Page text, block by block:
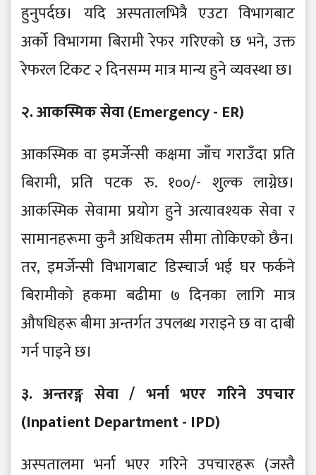
हुनुपर्दछ। यदि अस्पतालभित्रै एउटा विभागबाट
अर्को विभागमा बिरामी रेफर गरिएको छ भने, उक्त
रेफरल टिकट २ दिनसम्म मात्र मान्य हुने व्यवस्था छ।
२. आकस्मिक सेवा (Emergency - ER)
आकस्मिक वा इमर्जेन्सी कक्षमा जाँच गराउँदा प्रति
बिरामी, प्रति पटक रु. १००/- शुल्क लाग्नेछ।
आकस्मिक सेवामा प्रयोग हुने अत्यावश्यक सेवा र
सामानहरूमा कुनै अधिकतम सीमा तोकिएको छैन।
तर, इमर्जेन्सी विभागबाट डिस्चार्ज भई घर फर्कने
बिरामीको हकमा बढीमा ७ दिनका लागि मात्र
औषधिहरू बीमा अन्तर्गत उपलब्ध गराइने छ वा दाबी
गर्न पाइने छ।
३. अन्तरङ्ग सेवा / भर्ना भएर गरिने उपचार
(Inpatient Department - IPD)
अस्पतालमा भर्ना भएर गरिने उपचारहरू (जस्तै